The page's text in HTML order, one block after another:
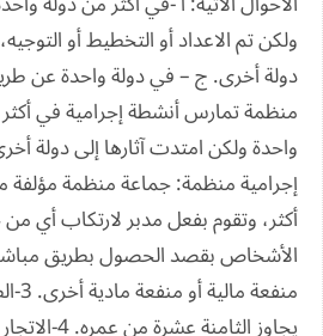
ولكن تم الاعداد أو التخطيط أو
دولة أخرى. ج – في دولة واحدة عن
منظمة تمارس أنشطة إجرامية في
إجرامية منظمة: جماعة منظمة
أكثر، وتقوم بفعل مدبر لارتكاب أي من
الأشخاص بقصد الحصول بطريق